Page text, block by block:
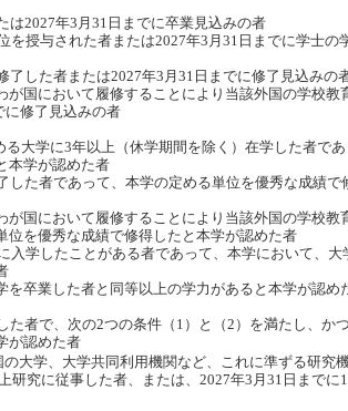
は2027年3月31日までに卒業見込みの者
を授与された者または2027年3月31日までに学士の
した者または2027年3月31日までに修了見込みの
国において履修することにより当該外国の学校教
に修了見込みの者
大学に3年以上（休学期間を除く）在学した者で
本学が認めた者
した者であって、本学の定める単位を優秀な成績で
国において履修することにより当該外国の学校教
を優秀な成績で修得したと本学が認めた者
入学したことがある者であって、本学において、大
卒業した者と同等以上の学力があると本学が認め
た者で、次の2つの条件（1）と（2）を満たし、か
が認めた者
大学、大学共同利用機関など、これに準ずる研究
研究に従事した者、または、2027年3月31日までに